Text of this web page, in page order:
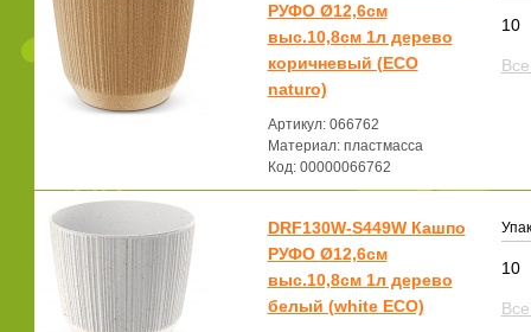
РУФО Ø12,6см
выс.10,8см 1л дерево
коричневый (ECO
naturo)
Артикул: 066762
Материал: пластмасса
Код: 00000066762
10
DRF130W-S449W Кашпо
РУФО Ø12,6см
выс.10,8см 1л дерево
белый (white ECO)
10